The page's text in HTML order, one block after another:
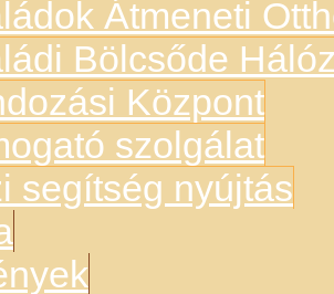
Átmeneti
Bölcsőde
Központ
szolgálat
segítség nyújtás